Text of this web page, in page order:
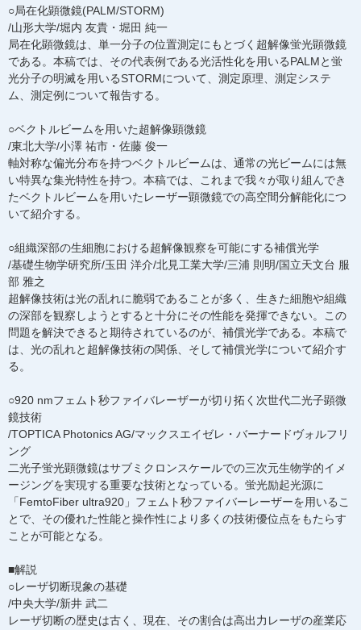
○局在化顕微鏡(PALM/STORM)
/山形大学/堀内 友貴・堀田 純一
局在化顕微鏡は、単一分子の位置測定にもとづく超解像蛍光顕微鏡
である。本稿では、その代表例である光活性化を用いるPALMと蛍
光分子の明滅を用いるSTORMについて、測定原理、測定システ
ム、測定例について報告する。
○ベクトルビームを用いた超解像顕微鏡
/東北大学/小澤 祐市・佐藤 俊一
軸対称な偏光分布を持つベクトルビームは、通常の光ビームには無
い特異な集光特性を持つ。本稿では、これまで我々が取り組んでき
たベクトルビームを用いたレーザー顕微鏡での高空間分解能化につ
いて紹介する。
○組織深部の生細胞における超解像観察を可能にする補償光学
/基礎生物学研究所/玉田 洋介/北見工業大学/三浦 則明/国立天文台 服
部 雅之
超解像技術は光の乱れに脆弱であることが多く、生きた細胞や組織
の深部を観察しようとすると十分にその性能を発揮できない。この
問題を解決できると期待されているのが、補償光学である。本稿で
は、光の乱れと超解像技術の関係、そして補償光学について紹介す
る。
○920 nmフェムト秒ファイバレーザーが切り拓く次世代二光子顕微
鏡技術
/TOPTICA Photonics AG/マックスエイゼレ・バーナードヴォルフリ
ング
二光子蛍光顕微鏡はサブミクロンスケールでの三次元生物学的イメ
ージングを実現する重要な技術となっている。蛍光励起光源に
「FemtoFiber ultra920」フェムト秒ファイバーレーザーを用いるこ
とで、その優れた性能と操作性により多くの技術優位点をもたらす
ことが可能となる。
■解説
○レーザ切断現象の基礎
/中央大学/新井 武二
レーザ切断の歴史は古く、現在、その割合は高出力レーザの産業応